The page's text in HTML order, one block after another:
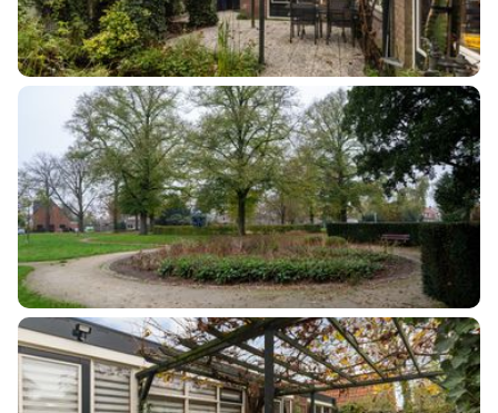
Kadastrale gegevens
Perceelnaam Zeist M 4544
Oppervlakte 264 m²
Eigendomssituatie Volle eigendom
Perceel ZEI00-M-4544
Buitenruimte